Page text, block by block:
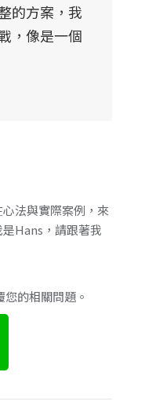
的方案，我
，像是一個
法與實際案例，來
Hans，請跟著我
的相關問題。